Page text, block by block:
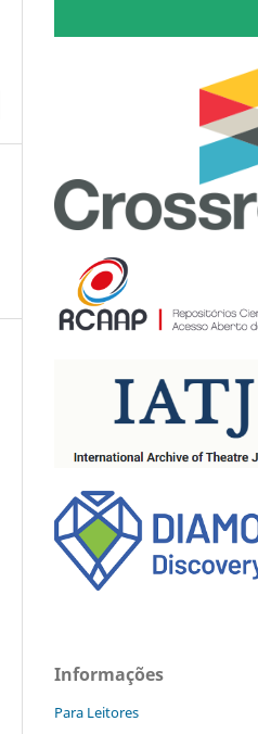
Informações
Para Leitores